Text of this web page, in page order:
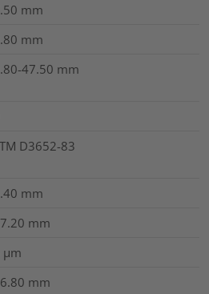
mm
mm
47.50 mm
D3652-83
mm
mm
µm
mm